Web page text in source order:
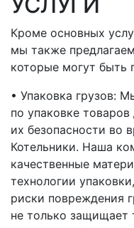
Кроме основных
мы также
которые могут быть
• Упаковка грузов:
по упаковке товаров
их безопасности во
Котельники. Наша
качественные
технологии
риски повреждения
не только защищает